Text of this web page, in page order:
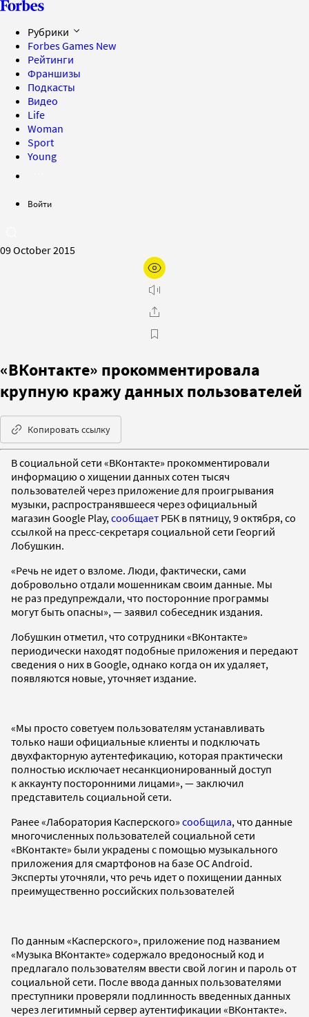
Рубрики
Forbes Games New
Рейтинги
Франшизы
Подкасты
Видео
Life
Woman
Sport
Young
Войти
09 October 2015
«ВКонтакте» прокомментировала
крупную кражу данных пользователей
Копировать ссылку
В социальной сети «ВКонтакте» прокомментировали
информацию о хищении данных сотен тысяч
пользователей через приложение для проигрывания
музыки, распространявшееся через официальный
магазин Google Play, сообщает РБК в пятницу, 9 октября, со
ссылкой на пресс-секретаря социальной сети Георгий
Лобушкин.
«Речь не идет о взломе. Люди, фактически, сами
добровольно отдали мошенникам своим данные. Мы
не раз предупреждали, что посторонние программы
могут быть опасны», — заявил собеседник издания.
Лобушкин отметил, что сотрудники «ВКонтакте»
периодически находят подобные приложения и передают
сведения о них в Google, однако когда он их удаляет,
появляются новые, уточняет издание.
«Мы просто советуем пользователям устанавливать
только наши официальные клиенты и подключать
двухфакторную аутентефикацию, которая практически
полностью исключает несанкционированный доступ
к аккаунту посторонними лицами», — заключил
представитель социальной сети.
Ранее «Лаборатория Касперского» сообщила, что данные
многочисленных пользователей социальной сети
«ВКонтакте» были украдены с помощью музыкального
приложения для смартфонов на базе ОС Android.
Эксперты уточняли, что речь идет о похищении данных
преимущественно российских пользователей
По данным «Касперского», приложение под названием
«Музыка ВКонтакте» содержало вредоносный код и
предлагало пользователям ввести свой логин и пароль от
социальной сети. После ввода данных пользователями
преступники проверяли подлинность введенных данных
через легитимный сервер аутентификации «ВКонтакте».